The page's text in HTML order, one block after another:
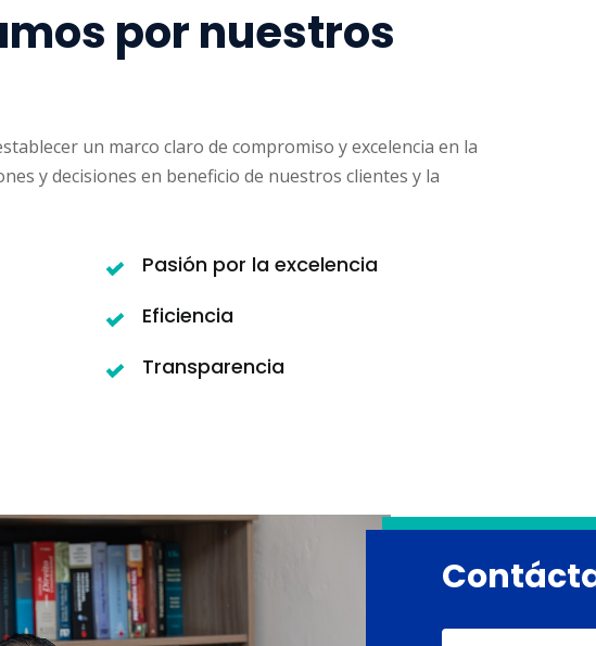
por nuestros
un marco claro de compromiso y excelencia en la
y decisiones en beneficio de nuestros clientes y la
Pasión por la excelencia
Eficiencia
Transparencia